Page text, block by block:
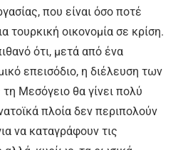
που είναι όσο ποτέ
τουρκική οικονομία σε κρίση.
ότι, μετά από ένα
επεισόδιο, η διέλευση των
Μεσόγειο θα γίνει πολύ
πλοία δεν περιπολούν
να καταγράφουν τις